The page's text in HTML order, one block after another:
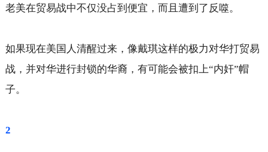
老美在贸易战中不仅没占到便宜，而且遭到了反噬。
如果现在美国人清醒过来，像戴琪这样的极力对华打贸易
战，并对华进行封锁的华裔，有可能会被扣上“内奸”帽
子。
2